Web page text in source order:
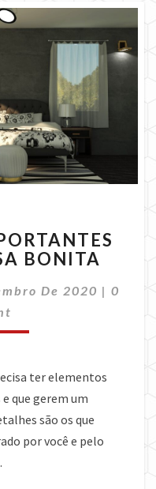
BONITA
De 2020 | 0
ter elementos
que gerem um
são os que
por você e pelo